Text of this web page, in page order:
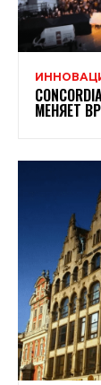
МЕНЯЕТ